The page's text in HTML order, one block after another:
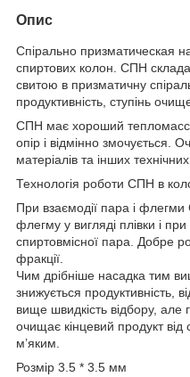
Опис
Спірально призматическая
спиртових колон. СПН
свитою в призматичну
продуктивність, ступінь
СПН має хороший
опір і відмінно змочується.
матеріалів та інших
Технологія роботи СПН в
При взаємодії пара і
флегму у вигляді плівки і
спиртовмісної пара. Добре
фракції.
Чим дрібніше насадка тим
знижується продуктивність,
вище швидкість відбору, але
очищає кінцевий продукт від
м’яким.
Розмір 3.5 * 3.5 мм